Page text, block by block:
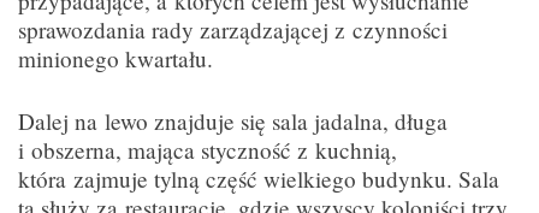
sprawozdania rady zarządzającej z czynności
minionego kwartału.
Dalej na lewo znajduje się sala jadalna, długa
i obszerna, mająca styczność z kuchnią,
która zajmuje tylną część wielkiego budynku. Sala